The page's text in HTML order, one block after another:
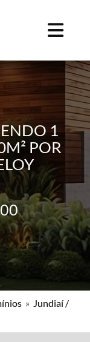
1
POR
» Jundiaí /